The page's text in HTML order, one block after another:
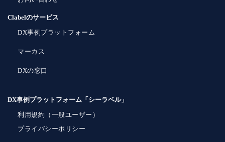
Clabelのサービス
DX事例プラットフォーム
マーカス
DXの窓口
DX事例プラットフォーム「シーラベル」
利用規約（一般ユーザー）
プライバシーポリシー